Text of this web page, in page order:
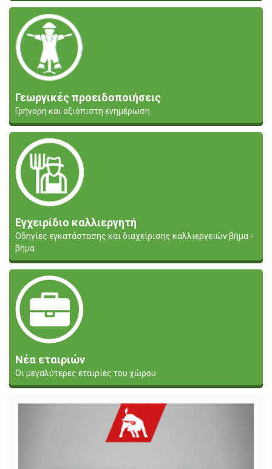
Γεωργικές προειδοποιήσεις
Γρήγορη και αξιόπιστη ενημέρωση
Εγχειρίδιο καλλιεργητή
Οδηγίες εγκατάστασης και διαχείρισης καλλιεργειών βήμα -
βήμα
Νέα εταιριών
Οι μεγαλύτερες εταιρίες του χώρου